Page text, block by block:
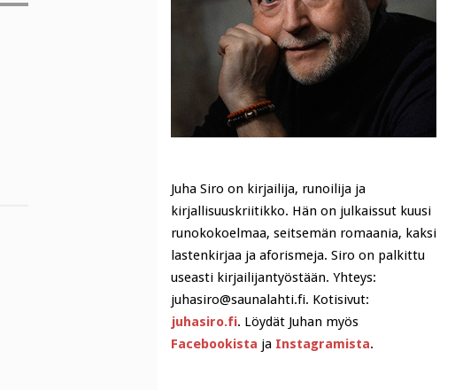
Juha Siro on kirjailija, runoilija ja
kirjallisuuskriitikko. Hän on julkaissut kuusi
runokokoelmaa, seitsemän romaania, kaksi
lastenkirjaa ja aforismeja. Siro on palkittu
useasti kirjailijantyöstään. Yhteys:
juhasiro@saunalahti.fi. Kotisivut:
juhasiro.fi. Löydät Juhan myös
Facebookista ja Instagramista.